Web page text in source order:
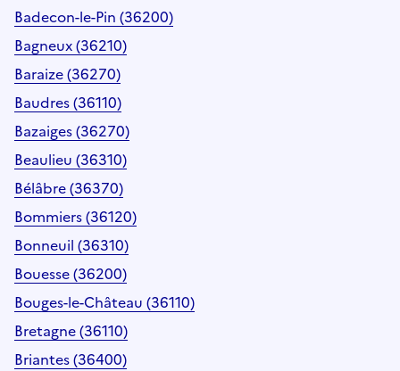
Badecon-le-Pin (36200)
Bagneux (36210)
Baraize (36270)
Baudres (36110)
Bazaiges (36270)
Beaulieu (36310)
Bélâbre (36370)
Bommiers (36120)
Bonneuil (36310)
Bouesse (36200)
Bouges-le-Château (36110)
Bretagne (36110)
Briantes (36400)